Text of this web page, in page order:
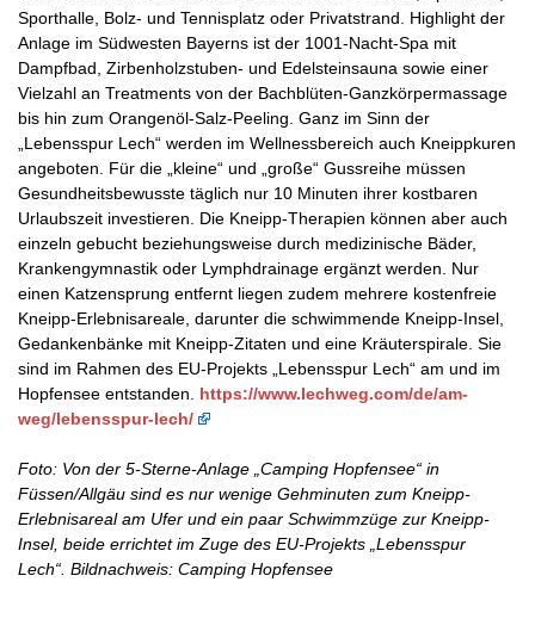
Sporthalle, Bolz- und Tennisplatz oder Privatstrand. Highlight der
Anlage im Südwesten Bayerns ist der 1001-Nacht-Spa mit
Dampfbad, Zirbenholzstuben- und Edelsteinsauna sowie einer
Vielzahl an Treatments von der Bachblüten-Ganzkörpermassage
bis hin zum Orangenöl-Salz-Peeling. Ganz im Sinn der
„Lebensspur Lech“ werden im Wellnessbereich auch Kneippkuren
angeboten. Für die „kleine“ und „große“ Gussreihe müssen
Gesundheitsbewusste täglich nur 10 Minuten ihrer kostbaren
Urlaubszeit investieren. Die Kneipp-Therapien können aber auch
einzeln gebucht beziehungsweise durch medizinische Bäder,
Krankengymnastik oder Lymphdrainage ergänzt werden. Nur
einen Katzensprung entfernt liegen zudem mehrere kostenfreie
Kneipp-Erlebnisareale, darunter die schwimmende Kneipp-Insel,
Gedankenbänke mit Kneipp-Zitaten und eine Kräuterspirale. Sie
sind im Rahmen des EU-Projekts „Lebensspur Lech“ am und im
Hopfensee entstanden. https://www.lechweg.com/de/am-
weg/lebensspur-lech/
Foto: Von der 5-Sterne-Anlage „Camping Hopfensee“ in
Füssen/Allgäu sind es nur wenige Gehminuten zum Kneipp-
Erlebnisareal am Ufer und ein paar Schwimmzüge zur Kneipp-
Insel, beide errichtet im Zuge des EU-Projekts „Lebensspur
Lech“. Bildnachweis: Camping Hopfensee